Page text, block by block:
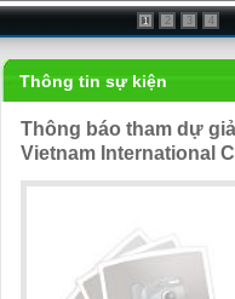
1 2 3 4
Thông tin sự kiện
Thông báo tham dự
Vietnam International